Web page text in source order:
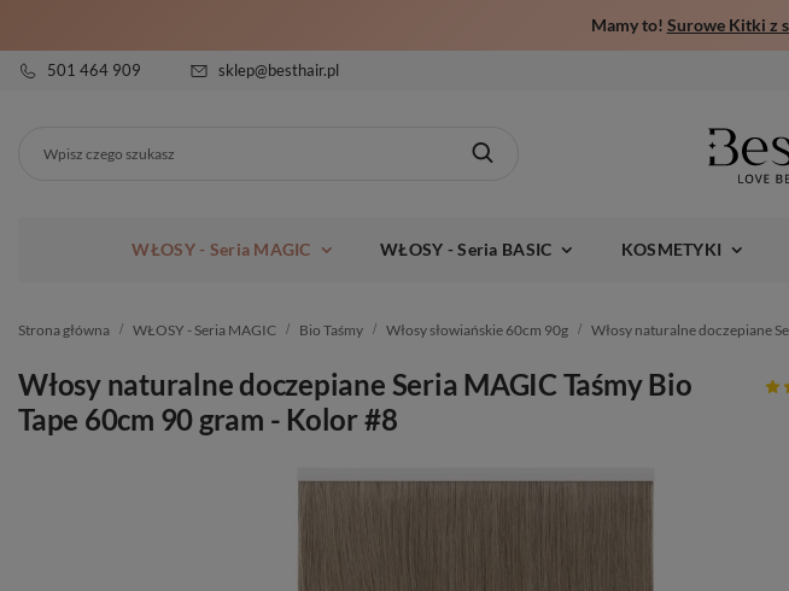
Mamy to! Surowe Kitki z
501 464 909 sklep@besthair.pl
WŁOSY - Seria MAGIC WŁOSY - Seria BASIC KOSMETYKI
Strona główna WŁOSY - Seria MAGIC Bio Taśmy Włosy słowiańskie 60cm 90g Włosy naturalne doczepiane
Włosy naturalne doczepiane Seria MAGIC Taśmy Bio
Tape 60cm 90 gram - Kolor #8